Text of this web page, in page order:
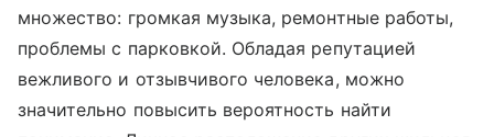
множество: громкая музыка, ремонтные работы,
проблемы с парковкой. Обладая репутацией
вежливого и отзывчивого человека, можно
значительно повысить вероятность найти